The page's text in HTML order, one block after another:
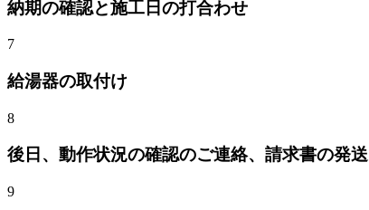
納期の確認と施工日の打合わせ
7
給湯器の取付け
8
後日、動作状況の確認のご連絡、請求書の発送
9